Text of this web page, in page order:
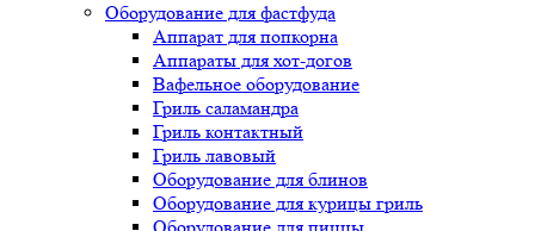
Оборудование для фастфуда
Аппарат для попкорна
Аппараты для хот-догов
Вафельное оборудование
Гриль саламандра
Гриль контактный
Гриль лавовый
Оборудование для блинов
Оборудование для курицы гриль